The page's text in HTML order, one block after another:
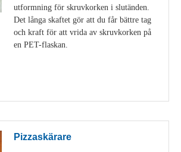
utformning för skruvkorken i slutänden.
Det långa skaftet gör att du får bättre tag
och kraft för att vrida av skruvkorken på
en PET-flaskan.
Pizzaskärare